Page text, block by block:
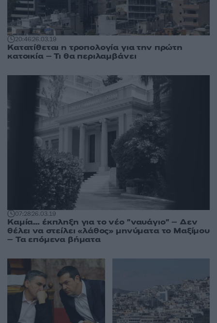
20:4626.03.19
Κατατίθεται η τροπολογία για την πρώτη
κατοικία – Τι θα περιλαμβάνει
07:2826.03.19
Καμία… έκπληξη για το νέο "ναυάγιο" – Δεν
θέλει να στείλει «λάθος» μηνύματα το Μαξίμου
– Τα επόμενα βήματα